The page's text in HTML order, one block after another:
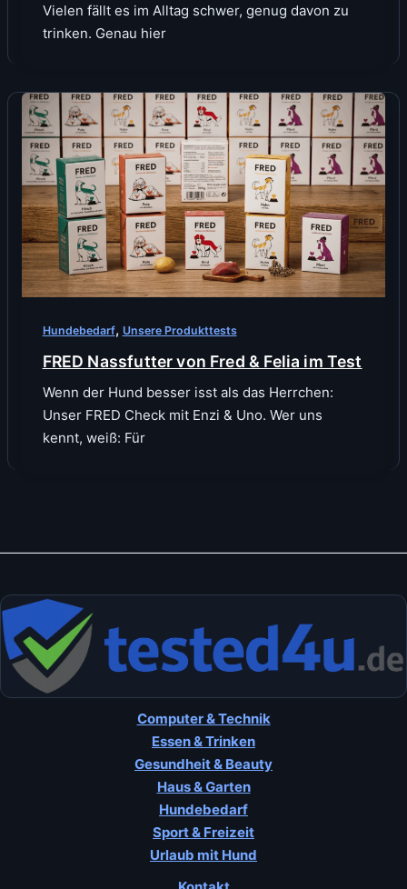
Vielen fällt es im Alltag schwer, genug davon zu
trinken. Genau hier
Hundebedarf, Unsere Produkttests
FRED Nassfutter von Fred & Felia im Test
Wenn der Hund besser isst als das Herrchen:
Unser FRED Check mit Enzi & Uno. Wer uns
kennt, weiß: Für
Computer & Technik
Essen & Trinken
Gesundheit & Beauty
Haus & Garten
Hundebedarf
Sport & Freizeit
Urlaub mit Hund